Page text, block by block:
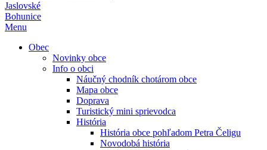
Jaslovské
Bohunice
Menu
Obec
Novinky obce
Info o obci
Náučný chodník chotárom obce
Mapa obce
Doprava
Turistický mini sprievodca
História
História obce pohľadom Petra Čeligu
Novodobá história